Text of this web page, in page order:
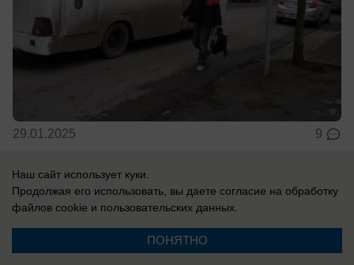
29.01.2025 9
Общество
Троллейбусы или автобусы:
таганрогские власти попросили новый
транспорт у врио губернатора -
Наш сайт использует куки.
Продолжая его использовать, вы даете согласие на обработку
файлов cookie и пользовательских данных.
ПОНЯТНО